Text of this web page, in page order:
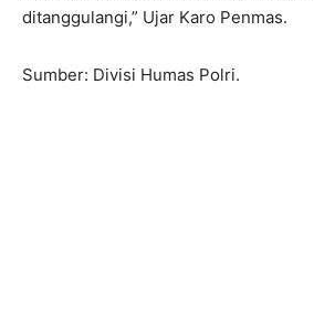
ditanggulangi,” Ujar Karo Penmas.
Sumber: Divisi Humas Polri.